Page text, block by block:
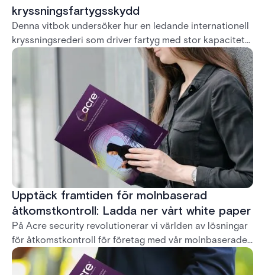
kryssningsfartygsskydd
Denna vitbok undersöker hur en ledande internationell
kryssningsrederi som driver fartyg med stor kapacitet
förbättrar sin livsäkerhet och säkerhetsoperationer
genom att placera A-PASS Mobile Guard. Denna
Android-baserade applikation ger en robust
realtidslösning för att spåra passagerares,
besättningar och besökares rörelser - även i miljöer
med låg anslutning - vilket leder till säkrare, snabbare
och mer exakta ombordstignings- och
avlastningsprocesser.
Upptäck framtiden för molnbaserad
åtkomstkontroll: Ladda ner vårt white paper
På Acre security revolutionerar vi världen av lösningar
för åtkomstkontroll för företag med vår molnbaserade
applikation, Feenics. Vi förstår att i det snabbt
föränderliga säkerhetslandskapet måste företag ligga